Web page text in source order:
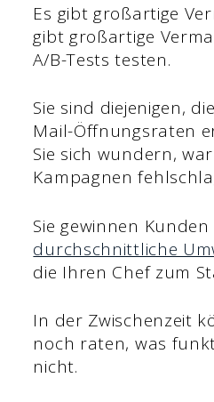
Es gibt großartige
gibt großartige
A/B-Tests testen.
Sie sind diejenigen,
Mail-Öffnungsraten
Sie sich wundern,
Kampagnen
Sie gewinnen
durchschnittliche
die Ihren Chef zum
In der Zwischenzeit
noch raten, was
nicht.